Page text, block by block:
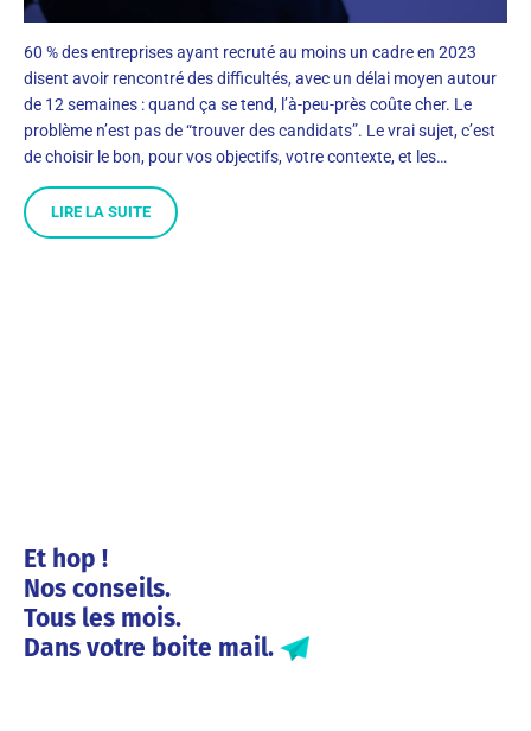
60 % des entreprises ayant recruté au moins un cadre en 2023
disent avoir rencontré des difficultés, avec un délai moyen autour
de 12 semaines : quand ça se tend, l’à-peu-près coûte cher. Le
problème n’est pas de “trouver des candidats”. Le vrai sujet, c’est
de choisir le bon, pour vos objectifs, votre contexte, et les…
LIRE LA SUITE
Et hop !
Nos conseils.
Tous les mois.
Dans votre boite mail.